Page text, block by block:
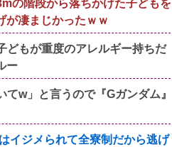
の階段から落ちかけた子どもを
が凄まじかったｗｗ
どもが重度のアレルギー持ちだ
ー
w」と言うので『Gガンダム』
イジメられて全寮制だから逃げ